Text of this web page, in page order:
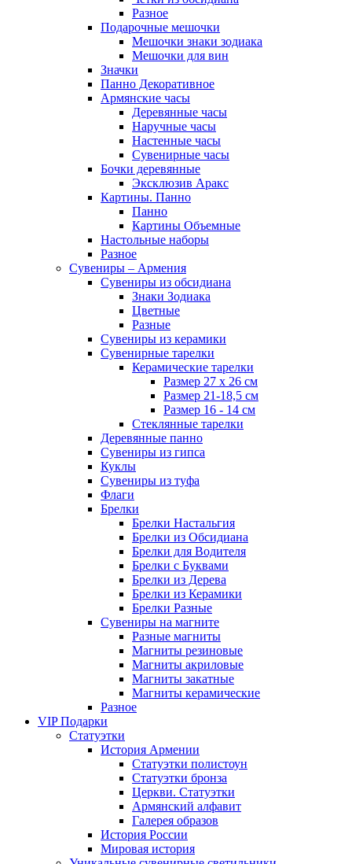
Разное
Подарочные мешочки
Мешочки знаки зодиака
Мешочки для вин
Значки
Панно Декоративное
Армянские часы
Деревянные часы
Наручные часы
Настенные часы
Сувенирные часы
Бочки деревянные
Эксклюзив Аракс
Картины. Панно
Панно
Картины Объемные
Настольные наборы
Разное
Сувениры – Армения
Сувениры из обсидиана
Знаки Зодиака
Цветные
Разные
Сувениры из керамики
Сувенирные тарелки
Керамические тарелки
Размер 27 х 26 см
Размер 21-18,5 см
Размер 16 - 14 см
Стеклянные тарелки
Деревянные панно
Сувениры из гипса
Куклы
Сувениры из туфа
Флаги
Брелки
Брелки Настальгия
Брелки из Обсидиана
Брелки для Водителя
Брелки с Буквами
Брелки из Дерева
Брелки из Керамики
Брелки Разные
Сувениры на магните
Разные магниты
Магниты резиновые
Магниты акриловые
Магниты закатные
Магниты керамические
Разное
VIP Подарки
Статуэтки
История Армении
Статуэтки полистоун
Статуэтки бронза
Церкви. Статуэтки
Армянский алфавит
Галерея образов
История России
Мировая история